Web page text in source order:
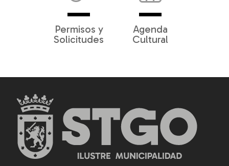
Permisos y
Solicitudes
Agenda
Cultural